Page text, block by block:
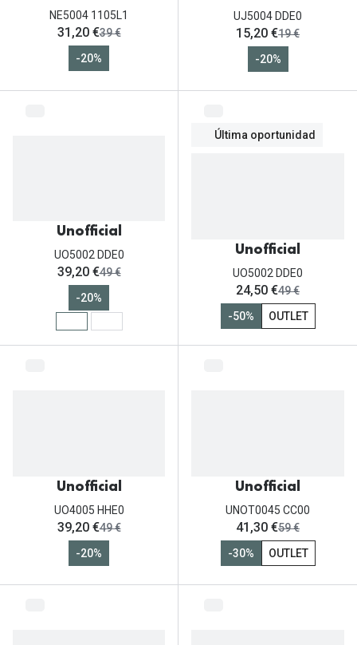
NE5004 1105L1
ahora:
31,20 €antes:
39 €
-20%
UJ5004 DDE0
ahora:
15,20 €antes:
19 €
-20%
Unofficial
UO5002 DDE0
ahora:
39,20 €antes:
49 €
-20%
Última oportunidad
Unofficial
UO5002 DDE0
ahora:
24,50 €antes:
49 €
-50%
OUTLET
Unofficial
UO4005 HHE0
ahora:
39,20 €antes:
49 €
-20%
Unofficial
UNOT0045 CC00
ahora:
41,30 €antes:
59 €
-30%
OUTLET